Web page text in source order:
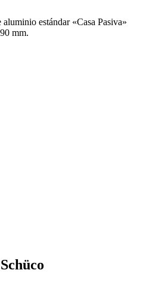
estándar «Casa Pasiva»
mm.